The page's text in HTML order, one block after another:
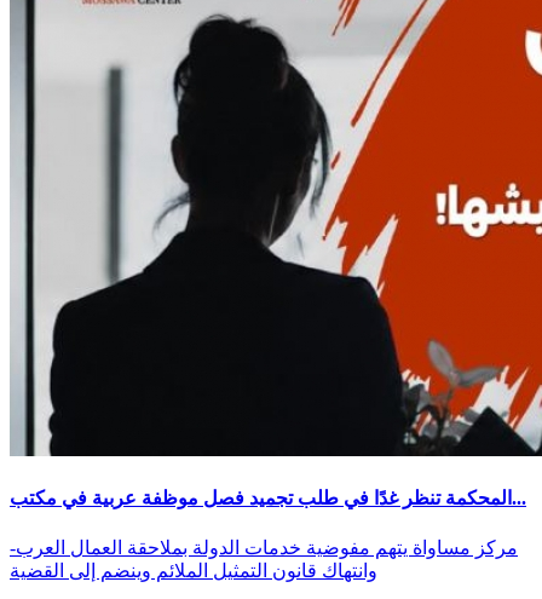
المحكمة تنظر غدًا في طلب تجميد فصل موظفة عربية في مكتب...
-مركز مساواة يتهم مفوضية خدمات الدولة بملاحقة العمال العرب
وانتهاك قانون التمثيل الملائم وينضم إلى القضية